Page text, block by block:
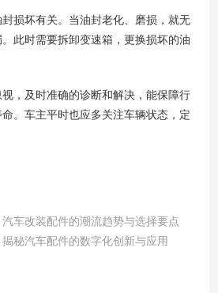
损坏有关。当油封老化、磨损，就无
此时需要拆卸变速箱，更换损坏的油
，及时准确的诊断和解决，能保障行
。车主平时也应多关注车辆状态，定
车改装配件的潮流趋势与选择要点
秘汽车配件的数字化创新与应用